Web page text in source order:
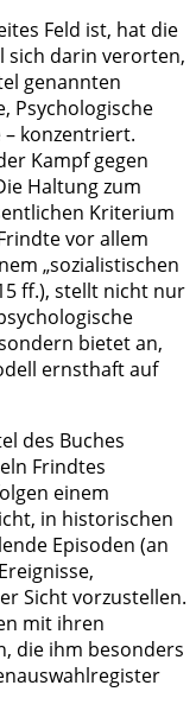
Feld ist, hat die
sich darin verorten,
genannten
Psychologische
– konzentriert.
Kampf gegen
Haltung zum
Kriterium
vor allem
„sozialistischen
ff.), stellt nicht nur
bietet an,
ernsthaft auf
des Buches
Frindtes
einem
in historischen
Episoden (an
Sicht vorzustellen.
mit ihren
die ihm besonders